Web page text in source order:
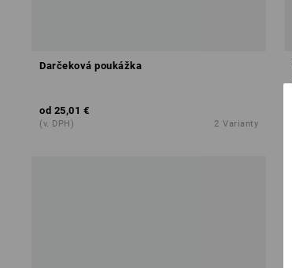
Darčeková poukážka
od 25,01 €
(v. DPH) 2 Varianty